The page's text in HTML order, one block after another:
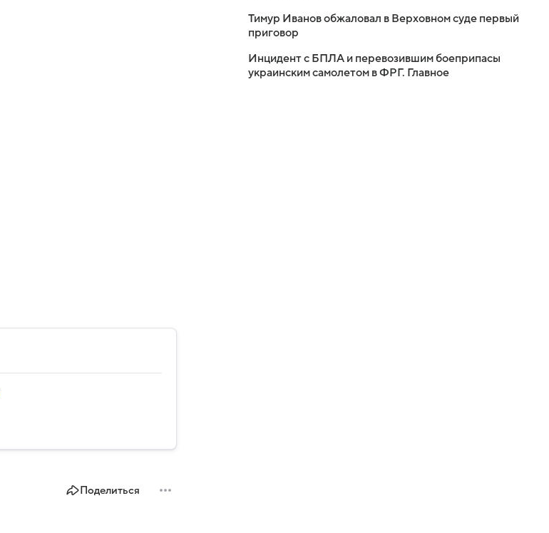
Поделиться
Тимур Иванов обжаловал в Верховном суде первый
приговор
Инцидент с БПЛА и перевозившим боеприпасы
украинским самолетом в ФРГ. Главное